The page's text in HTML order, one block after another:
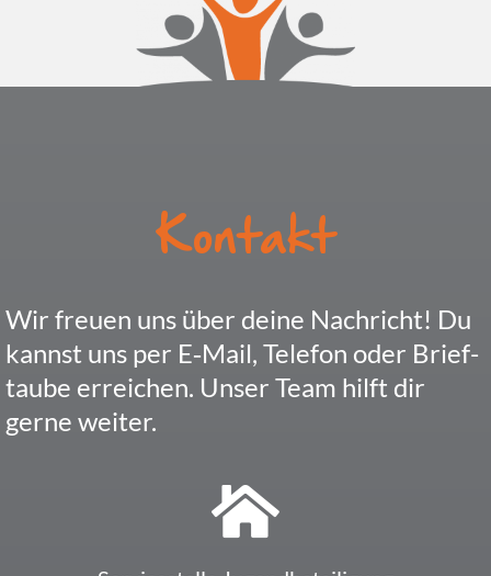
Kontakt
Wir freuen uns über deine Nach­richt! Du
kannst uns per E‑Mail, Telefon oder Brief­
taube errei­chen. Unser Team hilft dir
gerne weiter.